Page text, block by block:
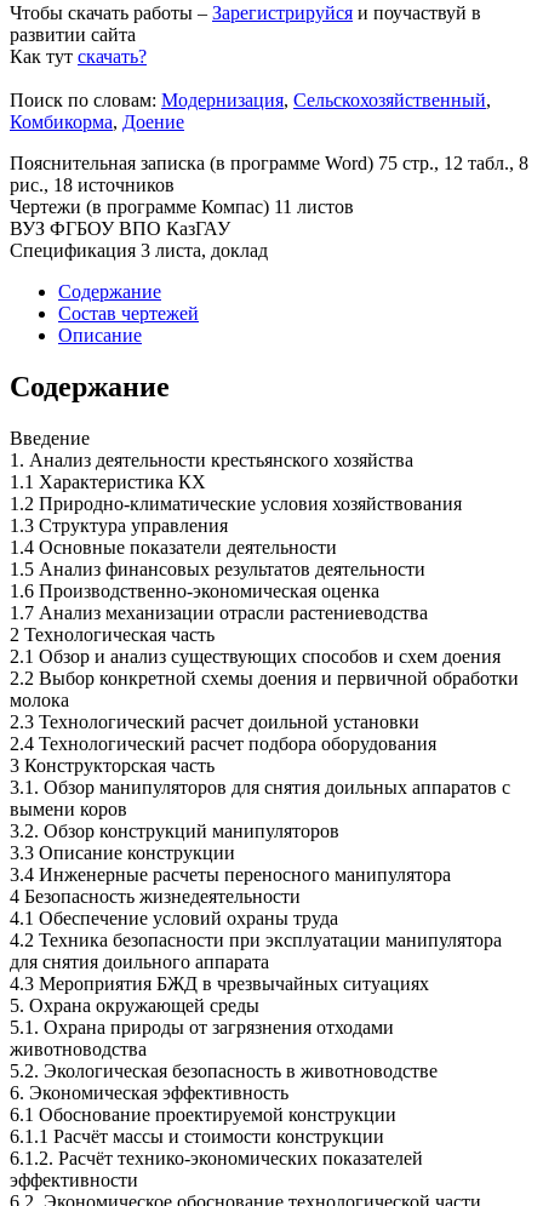
Чтобы скачать работы – Зарегистрируйся и поучаствуй в
развитии сайта
Как тут скачать?
Поиск по словам: Модернизация, Сельскохозяйственный,
Комбикорма, Доение
Пояснительная записка (в программе Word) 75 стр., 12 табл., 8
рис., 18 источников
Чертежи (в программе Компас) 11 листов
ВУЗ ФГБОУ ВПО КазГАУ
Спецификация 3 листа, доклад
Содержание
Состав чертежей
Описание
Содержание
Введение
1. Анализ деятельности крестьянского хозяйства
1.1 Характеристика КХ
1.2 Природно-климатические условия хозяйствования
1.3 Структура управления
1.4 Основные показатели деятельности
1.5 Анализ финансовых результатов деятельности
1.6 Производственно-экономическая оценка
1.7 Анализ механизации отрасли растениеводства
2 Технологическая часть
2.1 Обзор и анализ существующих способов и схем доения
2.2 Выбор конкретной схемы доения и первичной обработки
молока
2.3 Технологический расчет доильной установки
2.4 Технологический расчет подбора оборудования
3 Конструкторская часть
3.1. Обзор манипуляторов для снятия доильных аппаратов с
вымени коров
3.2. Обзор конструкций манипуляторов
3.3 Описание конструкции
3.4 Инженерные расчеты переносного манипулятора
4 Безопасность жизнедеятельности
4.1 Обеспечение условий охраны труда
4.2 Техника безопасности при эксплуатации манипулятора
для снятия доильного аппарата
4.3 Мероприятия БЖД в чрезвычайных ситуациях
5. Охрана окружающей среды
5.1. Охрана природы от загрязнения отходами
животноводства
5.2. Экологическая безопасность в животноводстве
6. Экономическая эффективность
6.1 Обоснование проектируемой конструкции
6.1.1 Расчёт массы и стоимости конструкции
6.1.2. Расчёт технико-экономических показателей
эффективности
6.2. Экономическое обоснование технологической части